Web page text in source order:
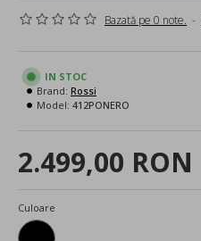
Bazată pe 0 note. -
2.499,00 RON
IN STOC
Brand: Rossi
Model: 412PONERO
Culoare